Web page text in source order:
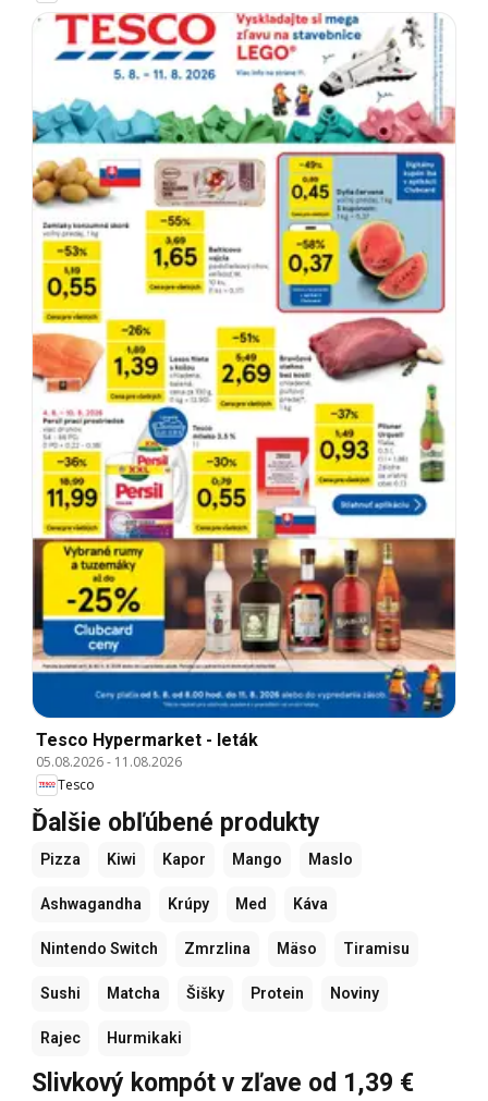
Tesco Hypermarket - leták
05.08.2026- 11.08.2026
Tesco
Ďalšie obľúbené produkty
Pizza Kiwi Kapor Mango Maslo
Ashwagandha Krúpy Med Káva
Nintendo Switch Zmrzlina Mäso Tiramisu
Sushi Matcha Šišky Protein Noviny
Rajec Hurmikaki
Slivkový kompót v zľave od 1,39 €